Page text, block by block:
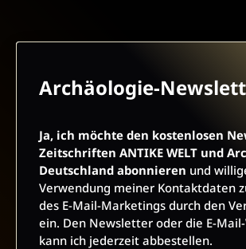
AGB UND WIDERRUFSBELEHRUNG
BARRIEREFREIHEIT
VERTRAG WIDERRUFEN
ABO ONLINE KÜNDIGEN
Archäologie-
Ja, ich möchte den kostenlosen
Zeitschriften ANTIKE WELT und
Deutschland abonnieren und
Verwendung meiner Kontaktdaten
des E-Mail-Marketings durch den
ein. Den Newsletter oder die E-
kann ich jederzeit abbestellen.